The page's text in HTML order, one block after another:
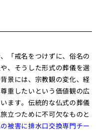
「戒名をつけずに、俗名の
、そうした形式の葬儀を選
景には、宗教観の変化、経
重したいという価値観の広
ます。伝統的な仏式の葬儀
立つために不可欠なものと
被害に排水口交換専門チー